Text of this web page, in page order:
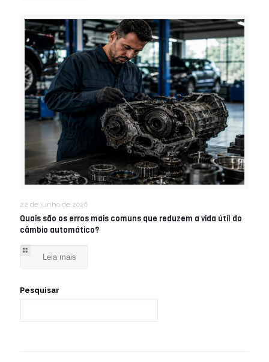
22 de junho de 2026
Quais são os erros mais comuns que reduzem a vida útil do
câmbio automático?
Leia mais
Pesquisar